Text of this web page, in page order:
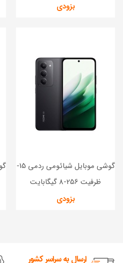
بزودی
گوشی موبایل شیائومی ردمی 15-
ظرفیت 256-8 گیگابایت
بزودی
ارسال به سراسر کشور